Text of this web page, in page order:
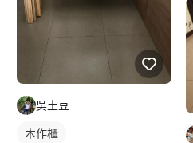
吳土豆
木作櫃